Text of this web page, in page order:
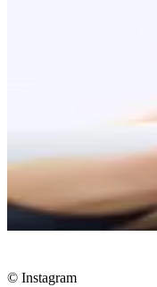
© Instagram